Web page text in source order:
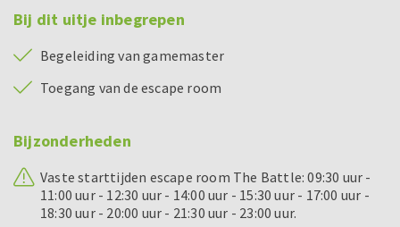
Bij dit uitje inbegrepen
Begeleiding van gamemaster
Toegang van de escape room
Bijzonderheden
Vaste starttijden escape room The Battle: 09:30 uur -
11:00 uur - 12:30 uur - 14:00 uur - 15:30 uur - 17:00 uur -
18:30 uur - 20:00 uur - 21:30 uur - 23:00 uur.